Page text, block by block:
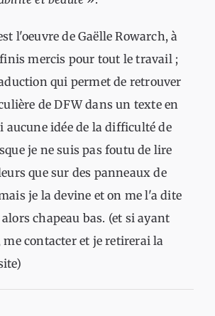
l'oeuvre de Gaëlle Rowarch, à
mercis pour tout le travail ;
qui permet de retrouver
de DFW dans un texte en
aucune idée de la difficulté de
je ne suis pas foutu de lire
que sur des panneaux de
je la devine et on me l'a dite
chapeau bas. (et si ayant
me contacter et je retirerai la